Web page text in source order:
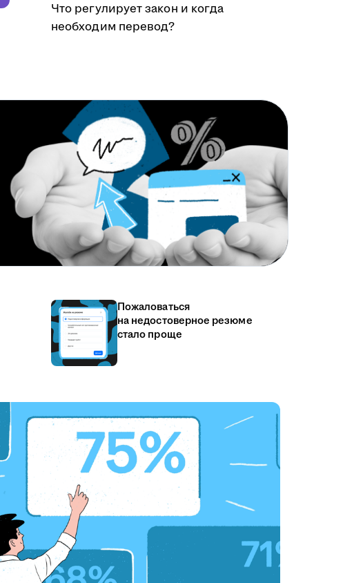
Что регулирует закон и когда
необходим перевод?
Пожаловаться
на недостоверное резюме
стало проще